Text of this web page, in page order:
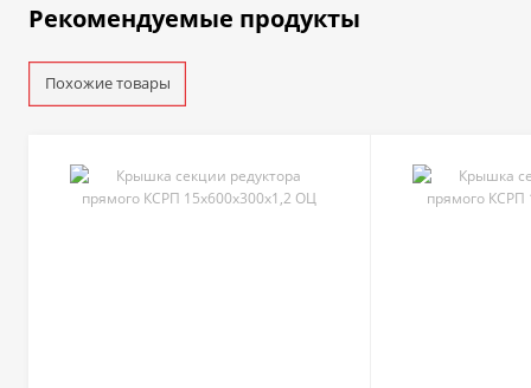
Рекомендуемые продукты
Похожие товары